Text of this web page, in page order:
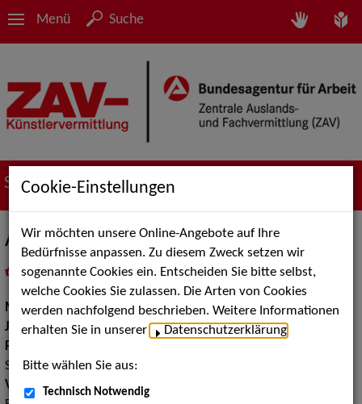
Menü Suche
Suche nach Künstler*innen
AMAGO
als PDF speichern
inMeine Merklistelegen
Musik:Instrumental Solisten
Jazz:Mobile Bands
Pop Rock Tanzmusik:
Schlager
Volksmusik Internationale Folklore:
Cookie-Einstellungen
Wir möchten unsere Online-Angebote auf Ihre
Bedürfnisse anpassen. Zu diesem Zweck setzen wir
sogenannte Cookies ein. Entscheiden Sie bitte selbst,
welche Cookies Sie zulassen. Die Arten von Cookies
werden nachfolgend beschrieben. Weitere Informationen
erhalten Sie in unserer
Datenschutzerklärung
Bitte wählen Sie aus:
Technisch Notwendig